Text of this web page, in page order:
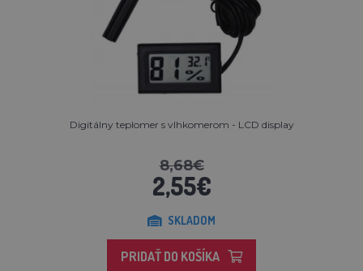
Digitálny teplomer s vlhkomerom - LCD display
8,68€
2,55€
SKLADOM
PRIDAŤ DO KOŠÍKA